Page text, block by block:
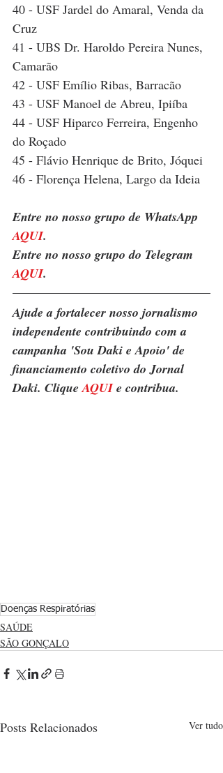
40 - USF Jardel do Amaral, Venda da
Cruz
41 - UBS Dr. Haroldo Pereira Nunes,
Camarão
42 - USF Emílio Ribas, Barracão
43 - USF Manoel de Abreu, Ipiíba
44 - USF Hiparco Ferreira, Engenho
do Roçado
45 - Flávio Henrique de Brito, Jóquei
46 - Florença Helena, Largo da Ideia
Entre no nosso grupo de WhatsApp
AQUI.
Entre no nosso grupo do Telegram
AQUI.
Ajude a fortalecer nosso jornalismo
independente contribuindo com a
campanha 'Sou Daki e Apoio' de
financiamento coletivo do Jornal
Daki. Clique AQUI e contribua.
Doenças Respiratórias
SAÚDE
SÃO GONÇALO
Posts Relacionados Ver tudo